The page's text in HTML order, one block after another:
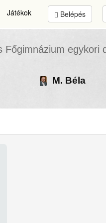
Játékok Belépés
Főgimnázium egykori
M. Béla